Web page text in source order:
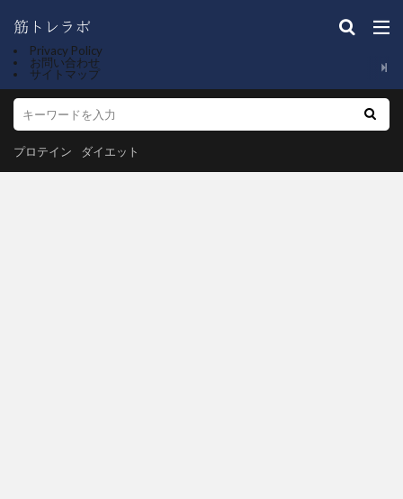
Privacy Policy
お問い合わせ
サイトマップ
プロテイン ダイエット